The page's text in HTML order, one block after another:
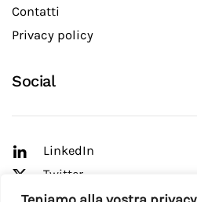
Contatti
Privacy policy
Social
LinkedIn
Twitter
YouTube